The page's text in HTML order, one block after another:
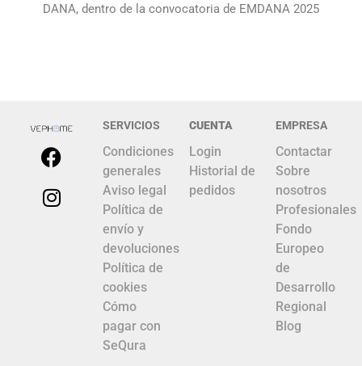
DANA, dentro de la convocatoria de EMDANA 2025
SERVICIOS
Condiciones
generales
Aviso legal
Política de
envío y
devoluciones
Política de
cookies
Cómo
pagar con
SeQura
CUENTA
Login
Historial de
pedidos
EMPRESA
Contactar
Sobre
nosotros
Profesionales
Fondo
Europeo
de
Desarrollo
Regional
Blog